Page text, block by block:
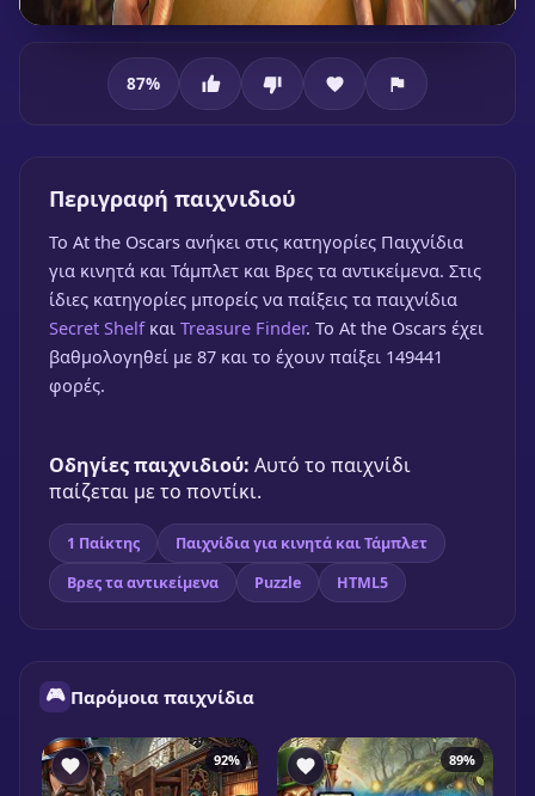
At the Oscars
★87% 🎮 1 Παίκτης
Παίξε δωρεάν
87%
Περιγραφή παιχνιδιού
To At the Oscars ανήκει στις κατηγορίες Παιχνίδια
για κινητά και Τάμπλετ και Βρες τα αντικείμενα. Στις
ίδιες κατηγορίες μπορείς να παίξεις τα παιχνίδια
Secret Shelfκαι Treasure Finder. Το At the Oscars έχει
βαθμολογηθεί με 87 και το έχουν παίξει 149441
φορές.
Οδηγίες παιχνιδιού: Αυτό το παιχνίδι
παίζεται με το ποντίκι.
1 Παίκτης
Παιχνίδια για κινητά και Τάμπλετ
Βρες τα αντικείμενα
Puzzle HTML5
🎮 Παρόμοια παιχνίδια
92% 89%